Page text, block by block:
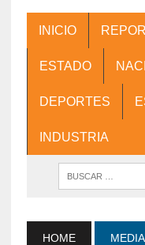
INICIO
ESTADO
DEPORTES
INDUSTRIA
HOME MEDIA